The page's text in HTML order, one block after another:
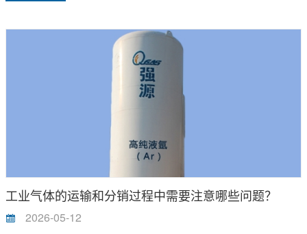
工业气体的运输和分销过程中需要注意哪些问题？
2026-05-12